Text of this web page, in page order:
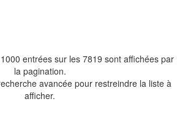
entrées sur les 7819 sont affichées par
la pagination.
avancée pour restreindre la liste à
afficher.